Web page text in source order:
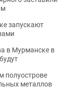
запускают
в Мурманске в
полуострове
металлов